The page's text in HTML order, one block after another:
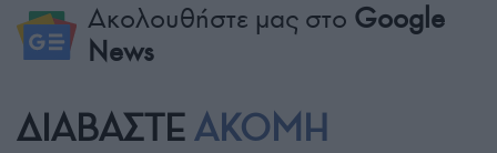
Ακολουθήστε μας στο Google
News
ΔΙΑΒΑΣΤΕ ΑΚΟΜΗ